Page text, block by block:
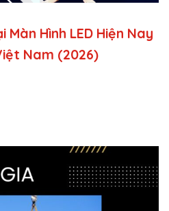
Màn Hình LED Hiện Nay
Nam (2026)